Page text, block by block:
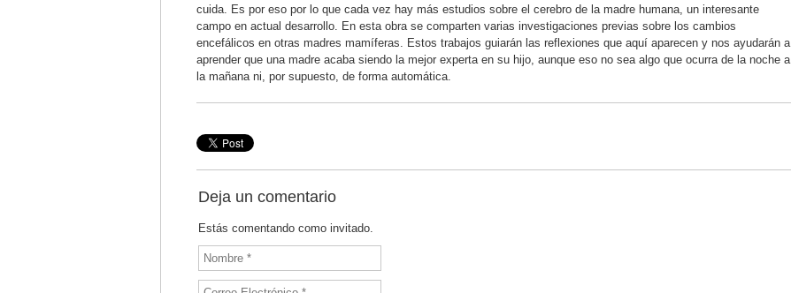
cuida. Es por eso por lo que cada vez hay más estudios sobre el cerebro de la madre humana, un interesante
campo en actual desarrollo. En esta obra se comparten varias investigaciones previas sobre los cambios
encefálicos en otras madres mamíferas. Estos trabajos guiarán las reflexiones que aquí aparecen y nos ayudarán a
aprender que una madre acaba siendo la mejor experta en su hijo, aunque eso no sea algo que ocurra de la noche a
la mañana ni, por supuesto, de forma automática.
Deja un comentario
Estás comentando como invitado.